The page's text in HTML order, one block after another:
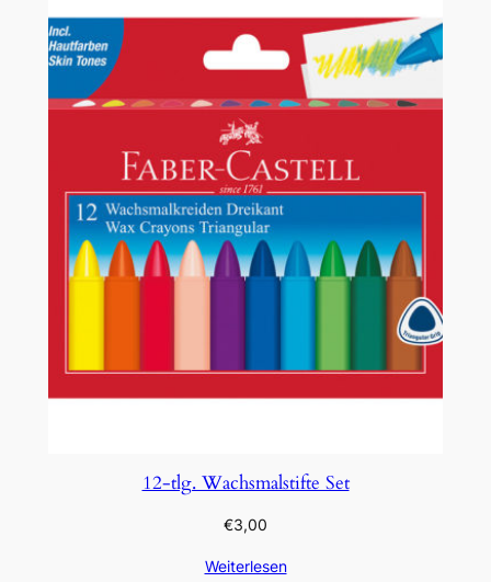
12-tlg. Wachsmalstifte Set
€3,00
Weiterlesen